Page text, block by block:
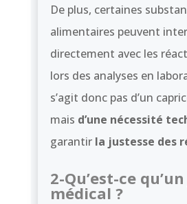
De plus, certaines
alimentaires peuvent
directement avec les
lors des analyses en
s’agit donc pas d’un
mais d’une nécessité
garantir la justesse des
2-Qu’est-ce
médical ?